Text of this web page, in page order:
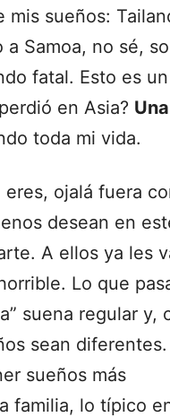
sueños:
Samoa, no sé,
fatal. Esto es un
en Asia? Una
toda mi vida.
ojalá fuera
desean en
A ellos ya les
Lo que
suena regular y,
sean diferentes.
sueños más
familia, lo típico